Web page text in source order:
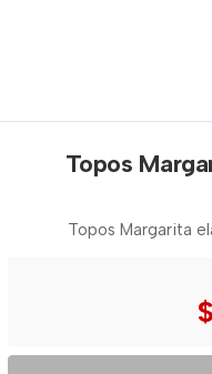
Topos
Topos Margarita